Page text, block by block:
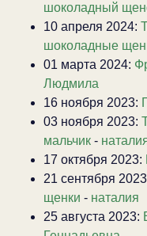
шоколадный
10 апреля 2024:
шоколадные
01 марта 2024:
Людмила
16 ноября 2023:
03 ноября 2023:
мальчик -
17 октября 2023:
21 сентября
щенки - наталия
25 августа 2023: